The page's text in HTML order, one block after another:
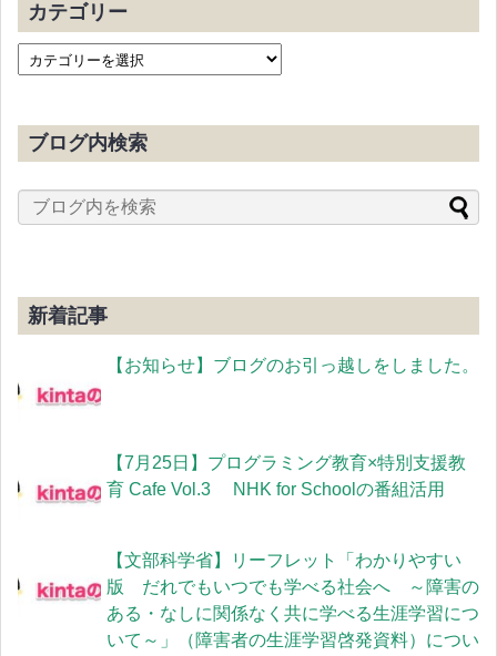
カテゴリー
ブログ内検索
新着記事
【お知らせ】ブログのお引っ越しをしました。
【7月25日】プログラミング教育×特別支援教
育 Cafe Vol.3 NHK for Schoolの番組活用
【文部科学省】リーフレット「わかりやすい
版 だれでもいつでも学べる社会へ ～障害の
ある・なしに関係なく共に学べる生涯学習につ
いて～」（障害者の生涯学習啓発資料）につい